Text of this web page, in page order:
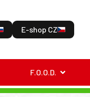
E-shop CZ
F.O.O.D.